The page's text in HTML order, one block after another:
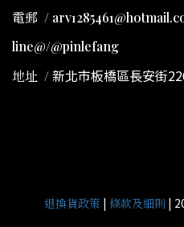
電郵 /
line@/@pinlefang
地址 /新北市板橋區長安街
退換貨政策 | 條款及細則 |